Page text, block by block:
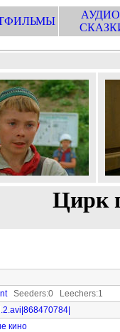
Цирк
Seeders:0 Leechers:1
кино